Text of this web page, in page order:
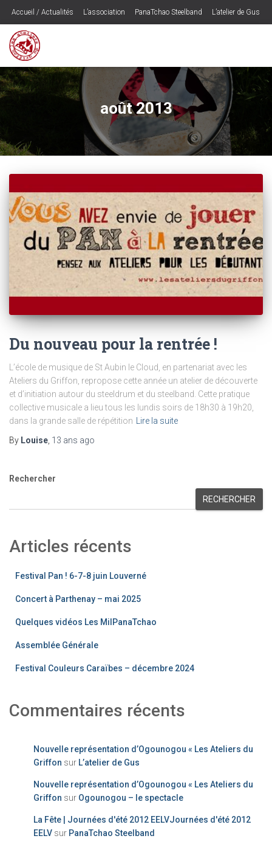
Accueil / Actualités L’association PanaTchao Steelband L’atelier de Gus
Espace Adhérents
août 2013
Du nouveau pour la rentrée !
L’école de musique de St Aubin le Cloud, en partenariat avec les
Ateliers du Griffon, repropose cette année un atelier de découverte
et d’initiation autour du steeldrum et du steelband. Cette pratique
collective musicale a lieu tous les lundis soirs de 18h30 à 19h20,
dans la grande salle de répétition Lire la suite
By Louise, 13 ans ago
Rechercher
RECHERCHER
Articles récents
Festival Pan ! 6-7-8 juin Louverné
Concert à Parthenay – mai 2025
Quelques vidéos Les MilPanaTchao
Assemblée Générale
Festival Couleurs Caraïbes – décembre 2024
Commentaires récents
Nouvelle représentation d’Ogounogou « Les Ateliers du
Griffon sur L’atelier de Gus
Nouvelle représentation d’Ogounogou « Les Ateliers du
Griffon sur Ogounogou – le spectacle
La Fête | Journées d'été 2012 EELVJournées d'été 2012
EELV sur PanaTchao Steelband